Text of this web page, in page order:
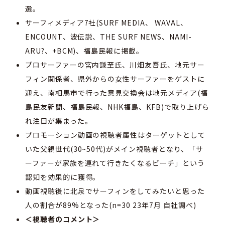
選。
サーフィメディア7社(SURF MEDIA、 WAVAL、
ENCOUNT、波伝説、THE SURF NEWS、NAMI-
ARU?、+BCM)、福島⺠報に掲載。
プロサーファーの宮内謙至氏、川畑友吾氏、地元サー
フィン関係者、県外からの女性サーファーをゲストに
迎え、南相馬市で行った意見交換会は地元メディア(福
島⺠友新聞、福島⺠報、NHK福島、KFB)で取り上げら
れ注目が集まった。
プロモーション動画の視聴者属性はターゲットとして
いた父親世代(30~50代)がメイン視聴者となり、「サ
ーファーが家族を連れて行きたくなるビーチ」という
認知を効果的に獲得。
動画視聴後に北泉でサーフィンをしてみたいと思った
人の割合が89%となった(n=30 23年7月 自社調べ)
＜視聴者のコメント＞